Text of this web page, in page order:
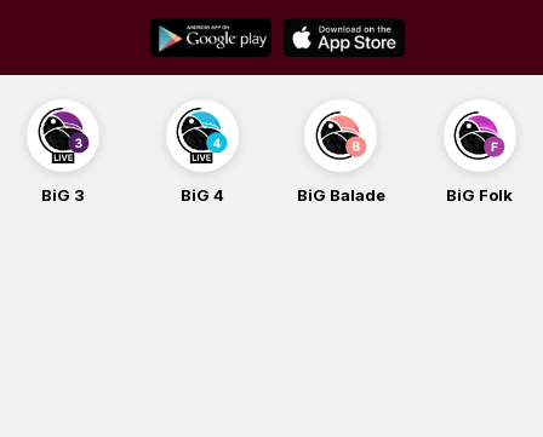
content
BiG 3 BiG 4 BiG Balade BiG Folk